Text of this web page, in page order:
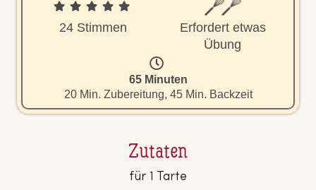
24 Stimmen
Erfordert etwas
Übung
65 Minuten
20 Min. Zubereitung, 45 Min. Backzeit
Zutaten
für 1 Tarte